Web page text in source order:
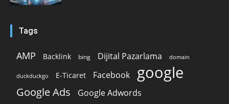
Tags
AMP Backlink bing Dijital Pazarlama domain
duckduckgo E-Ticaret Facebook google
Google Ads Google Adwords